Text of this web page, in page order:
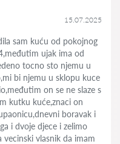
15.07.2025
sam kuću od pokojnog
ujak ima od
tocno sto njemu u
bi njemu u sklopu kuce
on se ne slaze s
kutku kuće,znaci on
boravak i
i dvoje djece i zelimo
vlasnik da imam